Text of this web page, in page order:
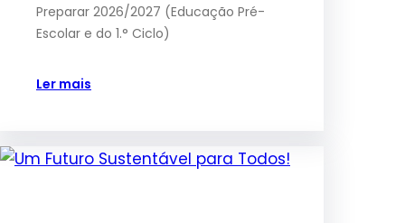
Preparar 2026/2027 (Educação Pré-
Escolar e do 1.° Ciclo)
Ler mais